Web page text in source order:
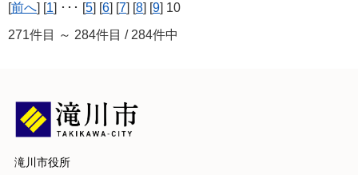
[前へ] [1] ･･･ [5] [6] [7] [8] [9] 10
271件目 ～ 284件目 / 284件中
滝川市役所